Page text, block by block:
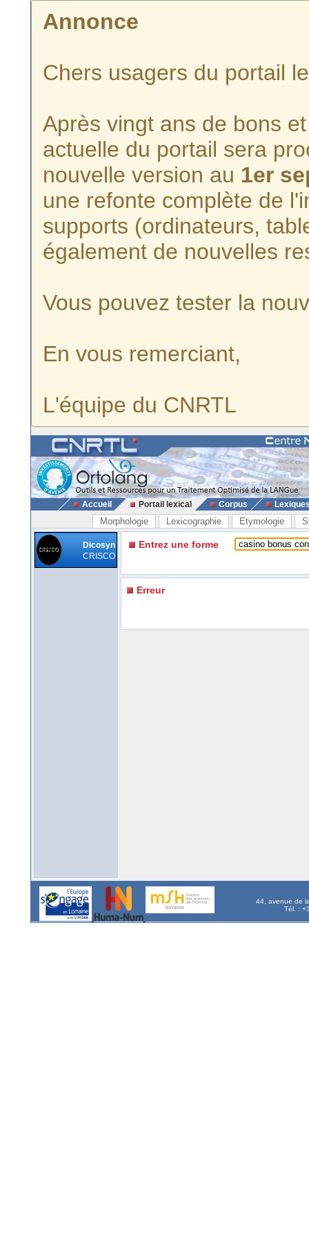
Annonce
Chers usagers du portail
Après vingt ans de bons
actuelle du portail sera
nouvelle version au 1er
une refonte complète de
supports (ordinateurs,
également de nouvelles
Vous pouvez tester la
En vous remerciant,
L'équipe du CNRTL
Accueil Portail lexical Corpus
Morphologie Lexicographie Etymologie
Dicosyn
CRISCO
Entrez une forme
Erreur
44, avenue de
Tél. :